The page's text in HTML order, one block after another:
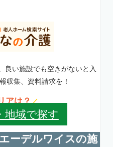
良い施設でも空きがないと入
収集、資料請求を！
アは？／
地域で探す
ーデルワイスの施